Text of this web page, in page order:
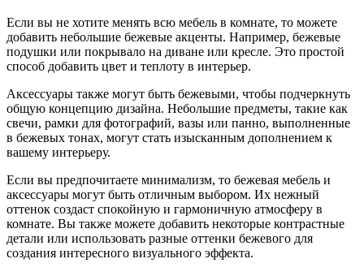
Если вы не хотите менять всю мебель в комнате, то можете
добавить небольшие бежевые акценты. Например, бежевые
подушки или покрывало на диване или кресле. Это простой
способ добавить цвет и теплоту в интерьер.
Аксессуары также могут быть бежевыми, чтобы подчеркнуть
общую концепцию дизайна. Небольшие предметы, такие как
свечи, рамки для фотографий, вазы или панно, выполненные
в бежевых тонах, могут стать изысканным дополнением к
вашему интерьеру.
Если вы предпочитаете минимализм, то бежевая мебель и
аксессуары могут быть отличным выбором. Их нежный
оттенок создаст спокойную и гармоничную атмосферу в
комнате. Вы также можете добавить некоторые контрастные
детали или использовать разные оттенки бежевого для
создания интересного визуального эффекта.